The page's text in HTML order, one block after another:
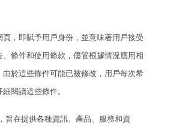
，即賦予用戶身份，並意味著用戶接受
條件和使用條款，儘管根據情況應用相
由於這些條件可能已被修改，用戶每次希
閱讀這些條件。
旨在提供各種資訊、產品、服務和資